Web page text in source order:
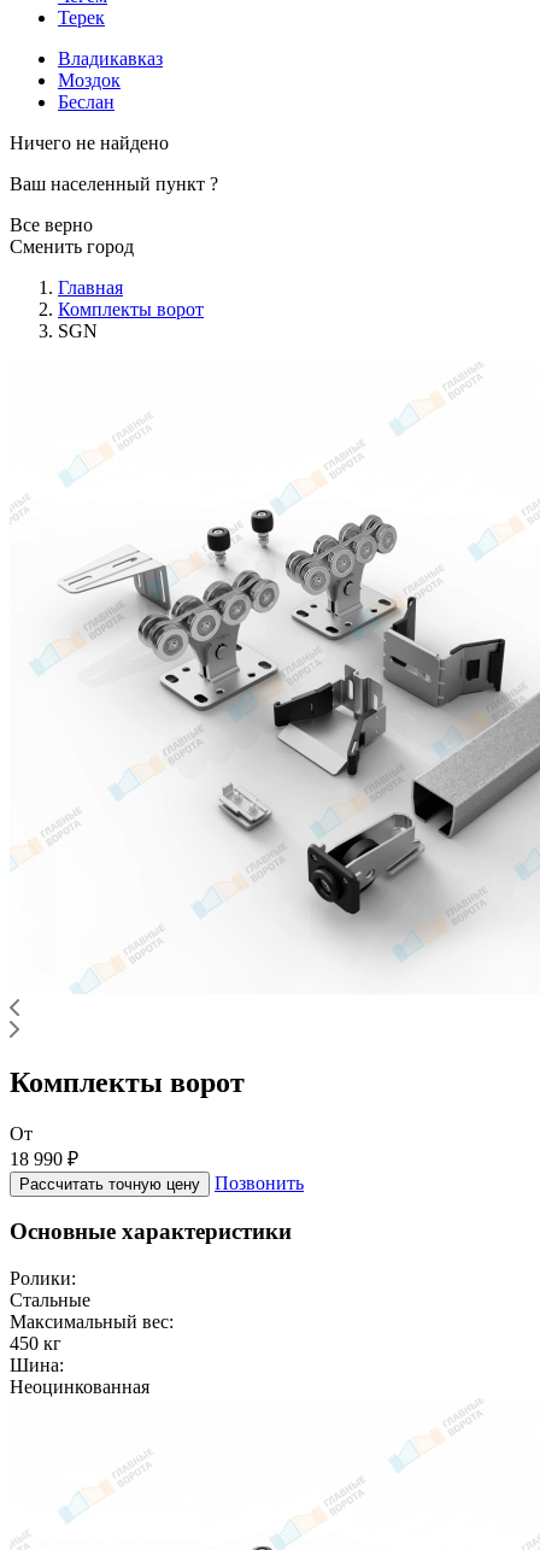
Терек
Владикавказ
Моздок
Беслан
Ничего не найдено
Ваш населенный пункт ?
Все верно
Сменить город
Главная
Комплекты ворот
SGN
Комплекты ворот
От
18 990 ₽
Рассчитать точную цену Позвонить
Основные характеристики
Ролики:
Стальные
Максимальный вес:
450 кг
Шина:
Неоцинкованная